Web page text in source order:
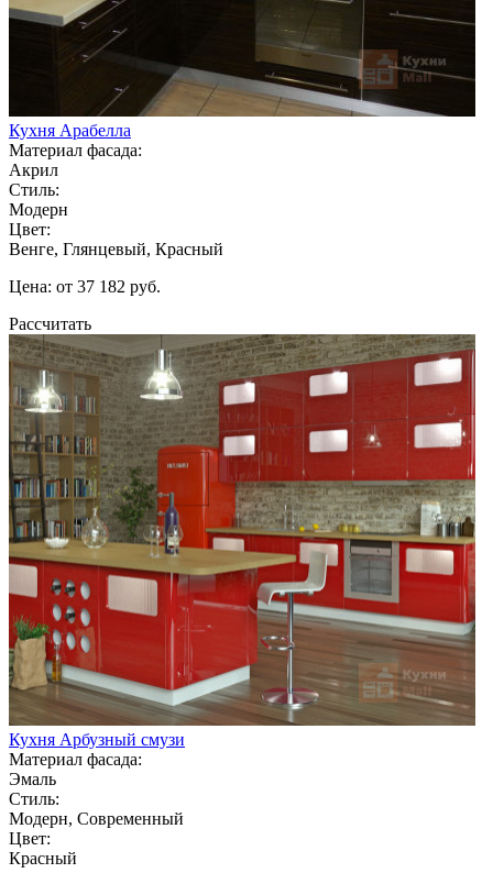
Кухня Арабелла
Материал фасада:
Акрил
Стиль:
Модерн
Цвет:
Венге, Глянцевый, Красный
Цена: от 37 182 руб.
Рассчитать
Кухня Арбузный смузи
Материал фасада:
Эмаль
Стиль:
Модерн, Современный
Цвет:
Красный